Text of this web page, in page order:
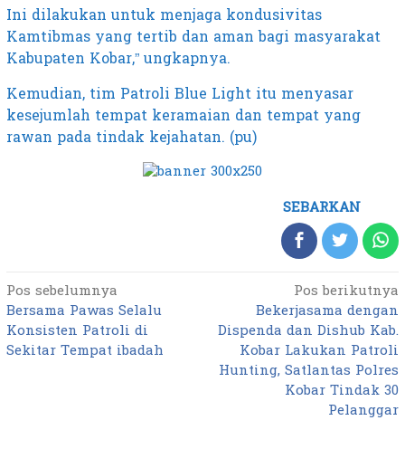
Ini dilakukan untuk menjaga kondusivitas
Kamtibmas yang tertib dan aman bagi masyarakat
Kabupaten Kobar,” ungkapnya.
Kemudian, tim Patroli Blue Light itu menyasar
kesejumlah tempat keramaian dan tempat yang
rawan pada tindak kejahatan. (pu)
SEBARKAN
Navigasi
pos
Pos sebelumnya
Bersama Pawas Selalu
Konsisten Patroli di
Sekitar Tempat ibadah
Pos berikutnya
Bekerjasama dengan
Dispenda dan Dishub Kab.
Kobar Lakukan Patroli
Hunting, Satlantas Polres
Kobar Tindak 30
Pelanggar